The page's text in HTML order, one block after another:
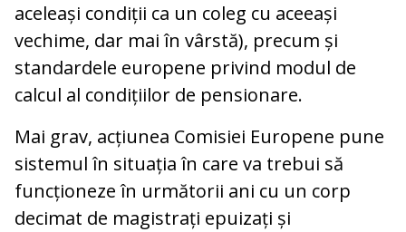
aceleași condiții ca un coleg cu aceeași
vechime, dar mai în vârstă), precum și
standardele europene privind modul de
calcul al condițiilor de pensionare.
Mai grav, acțiunea Comisiei Europene pune
sistemul în situația în care va trebui să
funcționeze în următorii ani cu un corp
decimat de magistrați epuizați și